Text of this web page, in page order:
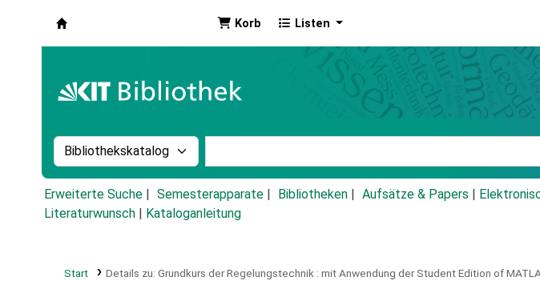
Korb Listen
Suche im Katalog nach:
Erweiterte Suche Semesterapparate Bibliotheken Aufsätze & Papers
Literaturwunsch
Kataloganleitung
Start Details zu: Grundkurs der Regelungstechnik : mit Anwendung der Student Edition of